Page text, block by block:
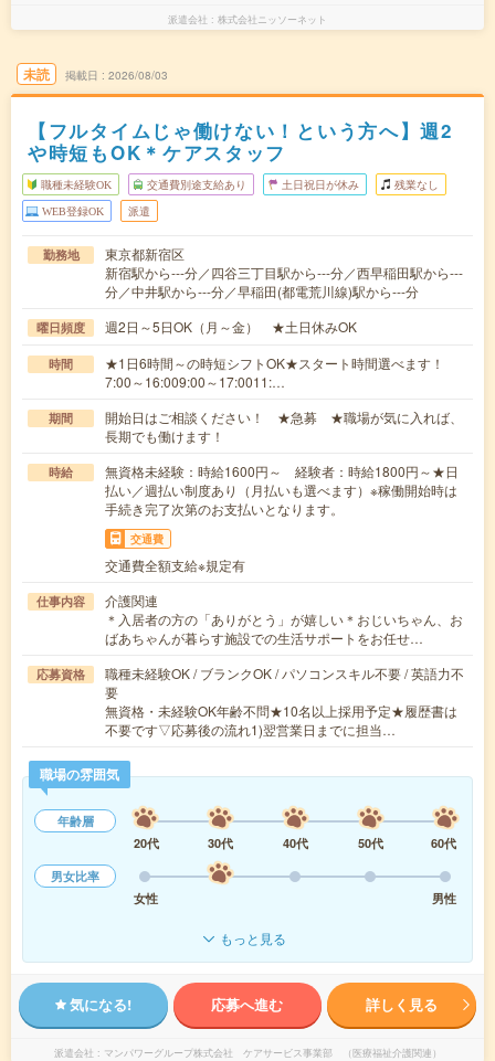
派遣会社 株式会社ニッソーネット
未読 掲載日 2026/08/03
【フルタイムじゃ働けない！という方へ】週2
や時短もOK＊ケアスタッフ
職種未経験OK 交通費別途支給あり 土日祝日が休み 残業なし
WEB登録OK 派遣
勤務地
東京都新宿区
新宿駅から---分／四谷三丁目駅から---分／西早稲田駅から---
分／中井駅から---分／早稲田(都電荒川線)駅から---分
曜日頻度 週2日～5日OK（月～金） ★土日休みOK
時間
★1日6時間～の時短シフトOK★スタート時間選べます！
7:00～16:009:00～17:0011:…
期間
開始日はご相談ください！ ★急募 ★職場が気に入れば、
長期でも働けます！
時給
無資格未経験：時給1600円～ 経験者：時給1800円～★日
払い／週払い制度あり（月払いも選べます）※稼働開始時は
手続き完了次第のお支払いとなります。
交通費
交通費全額支給※規定有
仕事内容
介護関連
＊入居者の方の「ありがとう」が嬉しい＊おじいちゃん、お
ばあちゃんが暮らす施設での生活サポートをお任せ…
応募資格
職種未経験OK / ブランクOK / パソコンスキル不要 / 英語力不
要
無資格・未経験OK年齢不問★10名以上採用予定★履歴書は
不要です▽応募後の流れ1)翌営業日までに担当…
職場の雰囲気
年齢層
20代
30代 40代 50代
60代
男女比率
女性
男性
もっと見る
気になる! 応募へ進む 詳しく見る
派遣会社 マンパワーグループ株式会社 ケアサービス事業部 （医療福祉介護関連）